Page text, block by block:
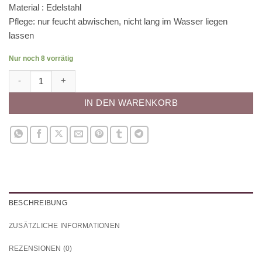
Material : Edelstahl
Pflege: nur feucht abwischen, nicht lang im Wasser liegen
lassen
Nur noch 8 vorrätig
IN DEN WARENKORB
BESCHREIBUNG
ZUSÄTZLICHE INFORMATIONEN
REZENSIONEN (0)